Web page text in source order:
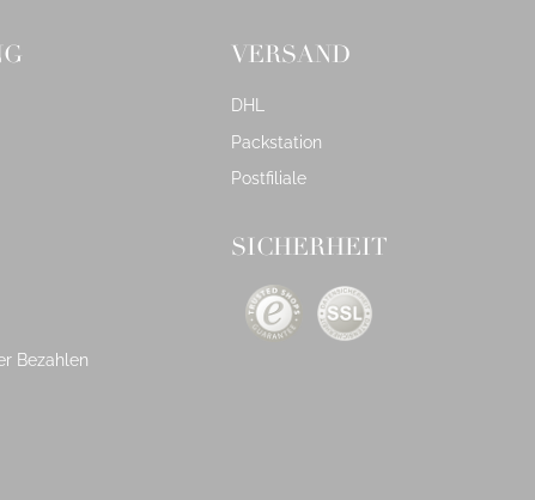
Bezahlen
VERSAND
DHL
Packstation
Postfiliale
SICHERHEIT